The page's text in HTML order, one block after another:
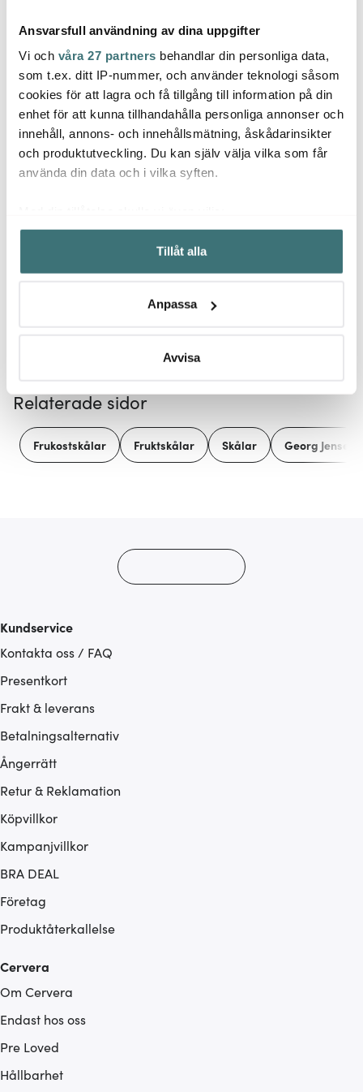
Ansvarsfull användning av dina uppgifter
Vi och våra 27 partners behandlar din personliga data,
som t.ex. ditt IP-nummer, och använder teknologi såsom
cookies för att lagra och få tillgång till information på din
enhet för att kunna tillhandahålla personliga annonser och
innehåll, annons- och innehållsmätning, åskådarinsikter
och produktutveckling. Du kan själv välja vilka som får
använda din data och i vilka syften.
Samla in information om din geografiska plats som
kan ha en noggrannhet på upp till flera meter
Identifiera din enhet genom att aktivt skanna den för
Ta reda på mer om hur dina personliga uppgifter
Du kan ändra eller dra tillbaka ditt samtycke när som
Vi använder cookies för att innehållet och annonserna
ska anpassas efter det som vi tror att du tycker om. Det
gör också att vi kan analysera vår trafik och göra
Tillåt alla
Anpassa
Avvisa
Georg Jensen
Cobra Ljusstake 2-pack
20 cm Rostfri Blank
1499 kr
Georg Jensen
Bernadotte Salladsset
799 kr
Låt dig inspireras av våra kunder
Relaterade sidor
Frukostskålar Fruktskålar Skålar Georg Jensen
Kundservice
Kontakta oss / FAQ
Presentkort
Frakt & leverans
Betalningsalternativ
Ångerrätt
Retur & Reklamation
Köpvillkor
Kampanjvillkor
BRA DEAL
Företag
Produktåterkallelse
Cervera
Om Cervera
Endast hos oss
Pre Loved
Hållbarhet